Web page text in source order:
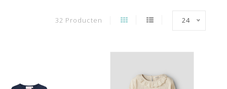
32 Producten 24